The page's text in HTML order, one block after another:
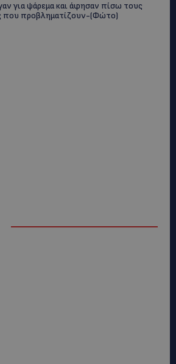
για ψάρεμα και άφησαν πίσω τους
που προβληματίζουν-(Φώτο)